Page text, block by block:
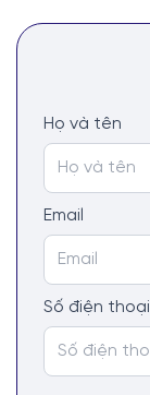
Họ và tên
Email
Số điện thoại